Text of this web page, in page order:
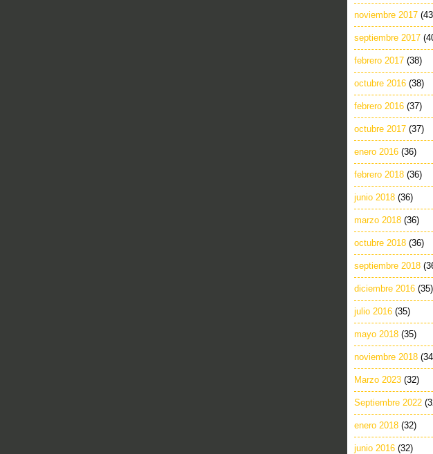
noviembre 2017
septiembre 2017
febrero 2017 (38)
octubre 2016 (38)
febrero 2016 (37)
octubre 2017 (37)
enero 2016 (36)
febrero 2018 (36)
junio 2018 (36)
marzo 2018 (36)
octubre 2018 (36)
septiembre 2018
diciembre 2016 (35)
julio 2016 (35)
mayo 2018 (35)
noviembre 2018
Marzo 2023 (32)
Septiembre 2022
enero 2018 (32)
junio 2016 (32)